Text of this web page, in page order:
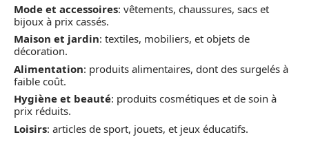
Mode et accessoires: vêtements, chaussures, sacs et
bijoux à prix cassés.
Maison et jardin: textiles, mobiliers, et objets de
décoration.
Alimentation: produits alimentaires, dont des surgelés à
faible coût.
Hygiène et beauté: produits cosmétiques et de soin à
prix réduits.
Loisirs: articles de sport, jouets, et jeux éducatifs.